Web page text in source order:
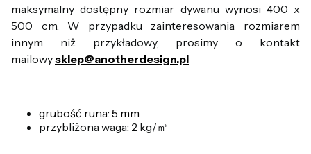
maksymalny dostępny rozmiar dywanu wynosi 400 x
500 cm. W przypadku zainteresowania rozmiarem
innym niż przykładowy, prosimy o kontakt
mailowysklep@anotherdesign.pl
grubość runa: 5 mm
przybliżona waga: 2 kg/㎡